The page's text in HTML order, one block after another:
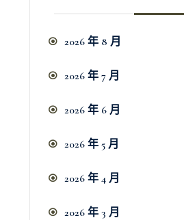
2026 年 8 月
2026 年 7 月
2026 年 6 月
2026 年 5 月
2026 年 4 月
2026 年 3 月